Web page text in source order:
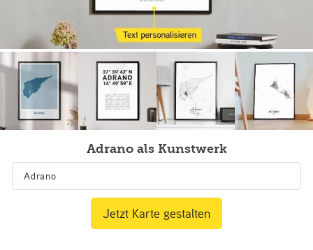
Adrano als Kunstwerk
Jetzt Karte gestalten